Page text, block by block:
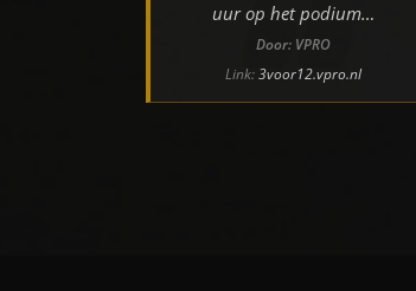
uur op het podium…
Door: VPRO
Link:3voor12.vpro.nl